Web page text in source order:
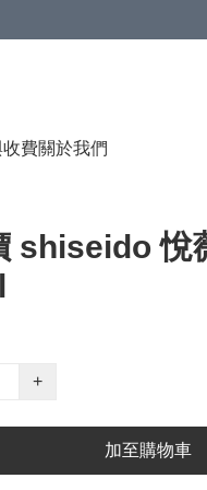
收費關於我們
shiseido 悅
+
加至購物車